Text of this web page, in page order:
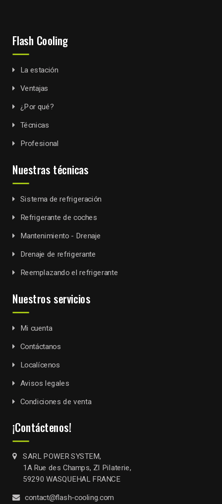
Flash Cooling
La estación
Ventajas
¿Por qué?
Técnicas
Profesional
Nuestras técnicas
Sistema de refrigeración
Refrigerante de coches
Mantenimiento - Drenaje
Drenaje de refrigerante
Reemplazando el refrigerante
Nuestros servicios
Mi cuenta
Contáctanos
Localícenos
Avisos legales
Condiciones de venta
¡Contáctenos!
SARL POWER SYSTEM,
1A Rue des Champs, ZI Pilaterie,
59290 WASQUEHAL FRANCE
contact@flash-cooling.com